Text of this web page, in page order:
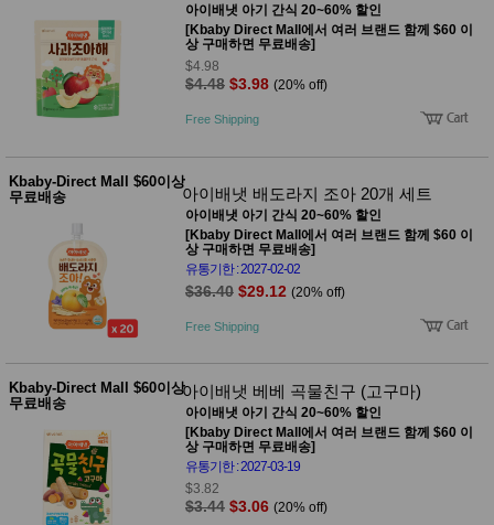
아이배냇 아기 간식 20~60% 할인
[Kbaby Direct Mall에서 여러 브랜드 함께 $60 이
상 구매하면 무료배송]
$4.98
$4.48 $3.98 (20% off)
Free Shipping
Kbaby-Direct Mall $60이상
무료배송
아이배냇 배도라지 조아 20개 세트
아이배냇 아기 간식 20~60% 할인
[Kbaby Direct Mall에서 여러 브랜드 함께 $60 이
상 구매하면 무료배송]
유통기한 : 2027-02-02
$36.40 $29.12 (20% off)
Free Shipping
Kbaby-Direct Mall $60이상
무료배송
아이배냇 베베 곡물친구 (고구마)
아이배냇 아기 간식 20~60% 할인
[Kbaby Direct Mall에서 여러 브랜드 함께 $60 이
상 구매하면 무료배송]
유통기한 : 2027-03-19
$3.82
$3.44 $3.06 (20% off)